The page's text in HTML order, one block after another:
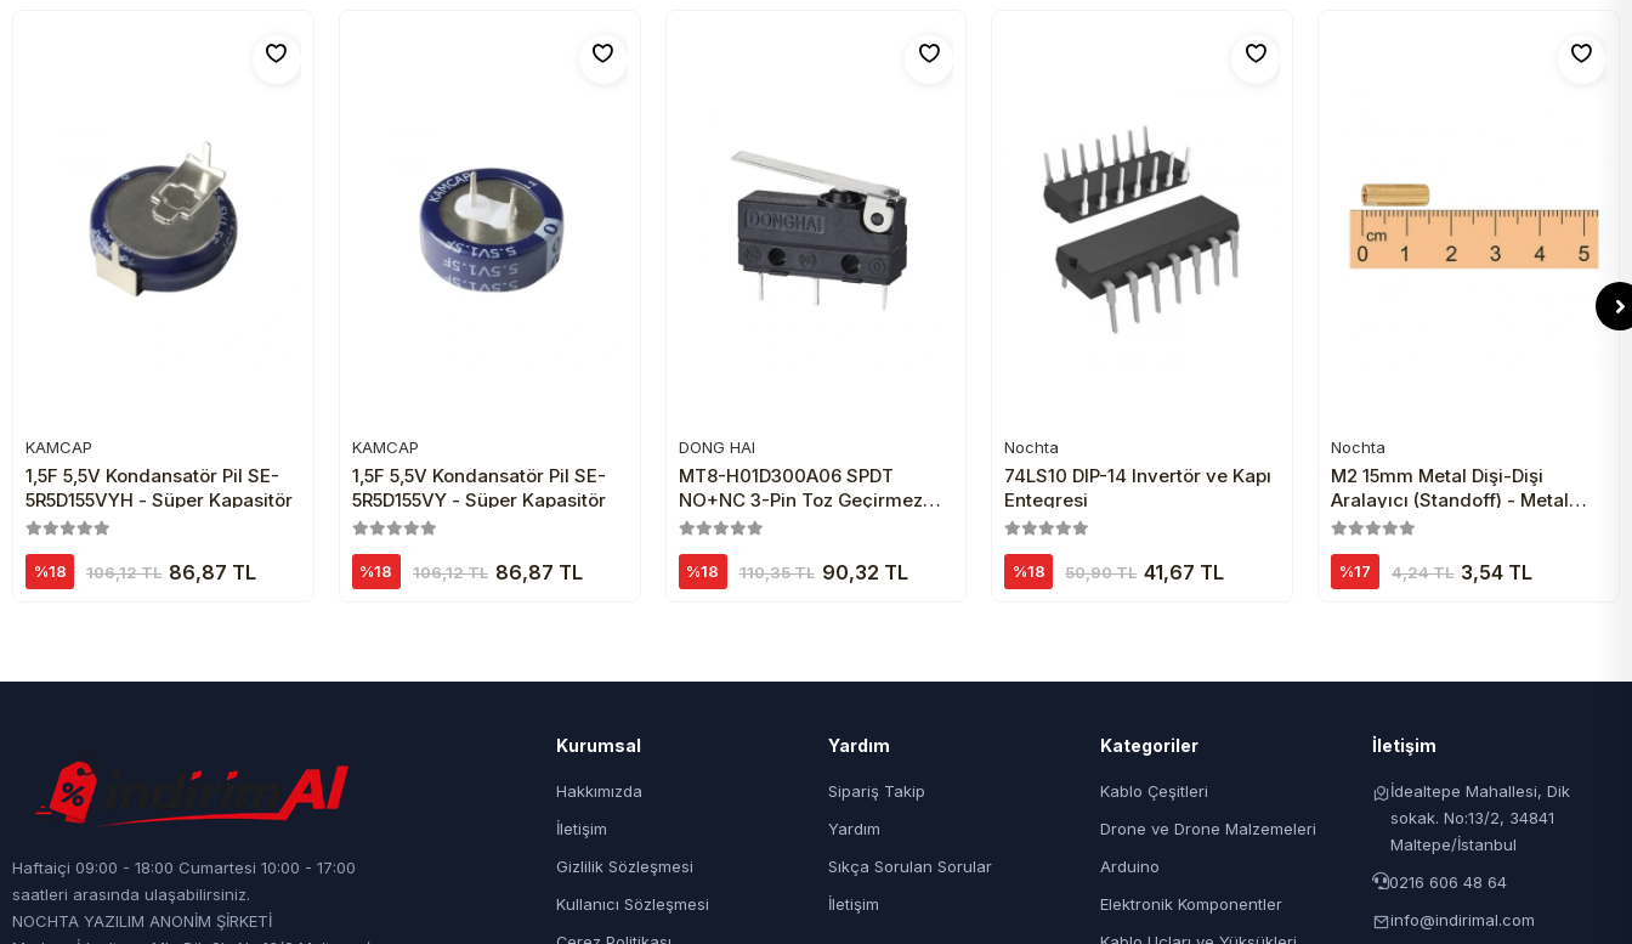
Sepete Ekle
KAMCAP
1,5F 5,5V Kondansatör Pil SE-
5R5D155VYH - Süper Kapasitör
%18 106,12 TL 86,87 TL
Sepete Ekle
KAMCAP
1,5F 5,5V Kondansatör Pil SE-
5R5D155VY - Süper Kapasitör
%18 106,12 TL 86,87 TL
Sepete Ekle
DONG HAI
MT8-H01D300A06 SPDT
NO+NC 3-Pin Toz Geçirmez
Micro Switch
%18 110,35 TL 90,32 TL
Sepete Ekle
Nochta
74LS10 DIP-14 Invertör ve Kapı
Entegresi
%18 50,90 TL 41,67 TL
Sepete Ekle
Nochta
M2 15mm Metal Dişi-Dişi
Aralayıcı (Standoff) - Metal
Distans
%17 4,24 TL 3,54 TL
Haftaiçi 09:00 - 18:00 Cumartesi 10:00 - 17:00
saatleri arasında ulaşabilirsiniz.
NOCHTA YAZILIM ANONİM ŞİRKETİ
Kurumsal
Hakkımızda
İletişim
Gizlilik Sözleşmesi
Kullanıcı Sözleşmesi
Yardım
Sipariş Takip
Yardım
Sıkça Sorulan Sorular
İletişim
Kategoriler
Kablo Çeşitleri
Drone ve Drone Malzemeleri
Arduino
Elektronik Komponentler
İletişim
İdealtepe Mahallesi, Dik
sokak. No:13/2, 34841
Maltepe/İstanbul
0216 606 48 64
info@indirimal.com